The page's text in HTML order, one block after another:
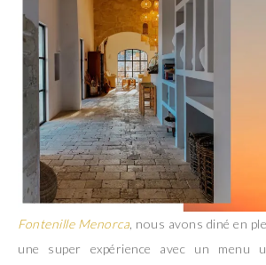
Fontenille Menorca , nous avons diné en
une super expérience avec un menu